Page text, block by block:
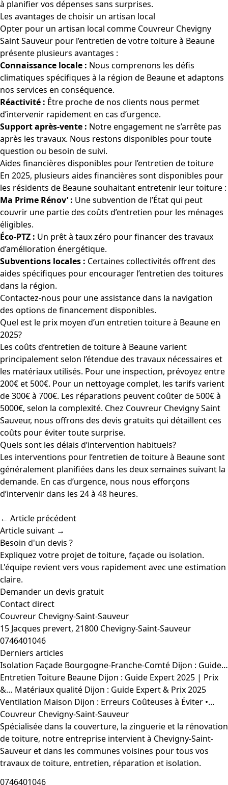
à planifier vos dépenses sans surprises.
Les avantages de choisir un artisan local
Opter pour un artisan local comme Couvreur Chevigny
Saint Sauveur pour l’entretien de votre toiture à Beaune
présente plusieurs avantages :
Connaissance locale : Nous comprenons les défis
climatiques spécifiques à la région de Beaune et adaptons
nos services en conséquence.
Réactivité : Être proche de nos clients nous permet
d’intervenir rapidement en cas d’urgence.
Support après-vente : Notre engagement ne s’arrête pas
après les travaux. Nous restons disponibles pour toute
question ou besoin de suivi.
Aides financières disponibles pour l’entretien de toiture
En 2025, plusieurs aides financières sont disponibles pour
les résidents de Beaune souhaitant entretenir leur toiture :
Ma Prime Rénov’ : Une subvention de l’État qui peut
couvrir une partie des coûts d’entretien pour les ménages
éligibles.
Éco-PTZ : Un prêt à taux zéro pour financer des travaux
d’amélioration énergétique.
Subventions locales : Certaines collectivités offrent des
aides spécifiques pour encourager l’entretien des toitures
dans la région.
Contactez-nous pour une assistance dans la navigation
des options de financement disponibles.
Quel est le prix moyen d’un entretien toiture à Beaune en
2025?
Les coûts d’entretien de toiture à Beaune varient
principalement selon l’étendue des travaux nécessaires et
les matériaux utilisés. Pour une inspection, prévoyez entre
200€ et 500€. Pour un nettoyage complet, les tarifs varient
de 300€ à 700€. Les réparations peuvent coûter de 500€ à
5000€, selon la complexité. Chez Couvreur Chevigny Saint
Sauveur, nous offrons des devis gratuits qui détaillent ces
coûts pour éviter toute surprise.
Quels sont les délais d’intervention habituels?
Les interventions pour l’entretien de toiture à Beaune sont
généralement planifiées dans les deux semaines suivant la
demande. En cas d’urgence, nous nous efforçons
d’intervenir dans les 24 à 48 heures.
← Article précédent
Article suivant →
Besoin d'un devis ?
Expliquez votre projet de toiture, façade ou isolation.
L'équipe revient vers vous rapidement avec une estimation
claire.
Demander un devis gratuit
Contact direct
Couvreur Chevigny-Saint-Sauveur
15 Jacques prevert, 21800 Chevigny-Saint-Sauveur
0746401046
Derniers articles
Isolation Façade Bourgogne-Franche-Comté Dijon : Guide…
Entretien Toiture Beaune Dijon : Guide Expert 2025 | Prix
&… Matériaux qualité Dijon : Guide Expert & Prix 2025
Ventilation Maison Dijon : Erreurs Coûteuses à Éviter •…
Couvreur Chevigny-Saint-Sauveur
Spécialisée dans la couverture, la zinguerie et la rénovation
de toiture, notre entreprise intervient à Chevigny-Saint-
Sauveur et dans les communes voisines pour tous vos
travaux de toiture, entretien, réparation et isolation.
0746401046